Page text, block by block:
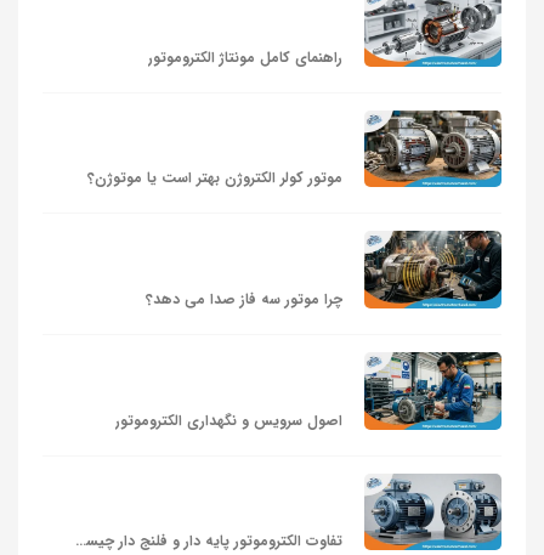
راهنمای کامل مونتاژ الکتروموتور
موتور کولر الکتروژن بهتر است یا موتوژن؟
چرا موتور سه فاز صدا می‌ دهد؟
اصول سرویس و نگهداری الکتروموتور
تفاوت الکتروموتور پایه دار و فلنج دار چیست؟